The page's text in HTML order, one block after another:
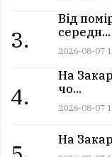
3.
Від
середн...
2026-08-07
4.
На
чо...
2026-08-07
На